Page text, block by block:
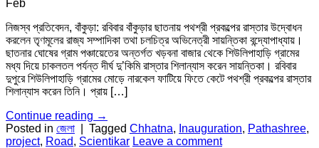
Feb
নিজস্ব প্রতিবেদন, বাঁকুড়া: রবিবার বাঁকুড়ার ছাতনায় পথশ্রী প্রকল্পের রাস্তার উদ্বোধন
করলেন তৃণমূলের রাজ্য সম্পাদিকা তথা চলচিত্র অভিনেত্রী সায়ন্তিকা বন্দ্যোপাধ্যায়।
ছাতনার ঘোষের গ্রাম পঞ্চায়েতের অন্তর্গত খড়বনা বাজার থেকে শিউলিপাহাড়ি গ্রামের
মধ্য দিয়ে চাকলতল পর্যন্ত দীর্ঘ দু’কিমি রাস্তার শিলান্যাস করেন সায়ন্তিকা। রবিবার
দুপুরে শিউলিপাহাড়ি গ্রামের মোড়ে নারকেল ফাটিয়ে ফিতে কেটে পথশ্রী প্রকল্পের রাস্তার
শিলান্যাস করেন তিনি। প্রায় […]
Continue reading →
Posted in জেলা Tagged Chhatna, Inauguration, Pathashree,
project, Road, Scientikar Leave a comment